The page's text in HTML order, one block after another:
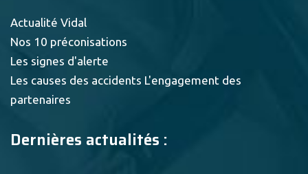
Actualité Vidal
Nos 10 préconisations
Les signes d'alerte
Les causes des accidents L'engagement des
partenaires
Dernières actualités :